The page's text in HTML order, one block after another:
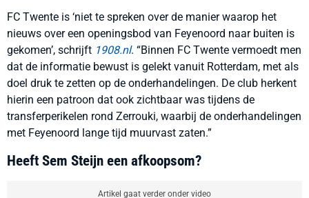
FC Twente is ‘niet te spreken over de manier waarop het
nieuws over een openingsbod van Feyenoord naar buiten is
gekomen’, schrijft 1908.nl. “Binnen FC Twente vermoedt men
dat de informatie bewust is gelekt vanuit Rotterdam, met als
doel druk te zetten op de onderhandelingen. De club herkent
hierin een patroon dat ook zichtbaar was tijdens de
transferperikelen rond Zerrouki, waarbij de onderhandelingen
met Feyenoord lange tijd muurvast zaten.”
Heeft Sem Steijn een afkoopsom?
Artikel gaat verder onder video